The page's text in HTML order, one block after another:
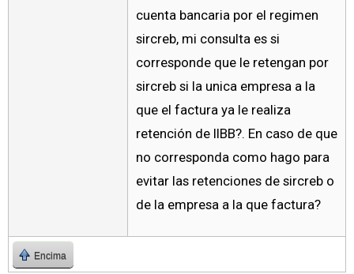
cuenta bancaria por el regimen
sircreb, mi consulta es si
corresponde que le retengan por
sircreb si la unica empresa a la
que el factura ya le realiza
retención de IIBB?. En caso de que
no corresponda como hago para
evitar las retenciones de sircreb o
de la empresa a la que factura?
Encima